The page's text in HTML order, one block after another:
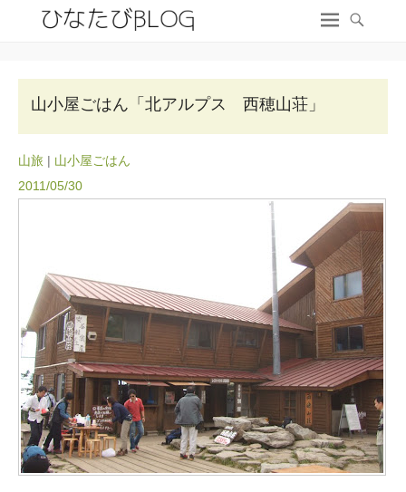
山小屋ごはん「北アルプス 西穂山荘」
山旅 | 山小屋ごはん
2011/05/30